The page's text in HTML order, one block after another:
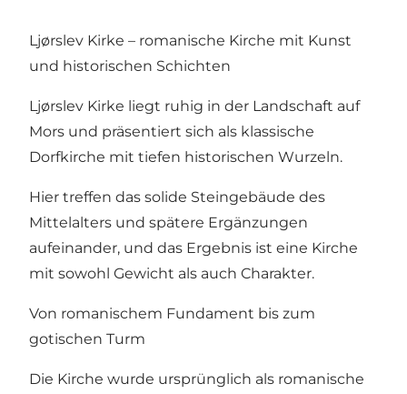
Ljørslev Kirke – romanische Kirche mit Kunst
und historischen Schichten
Ljørslev Kirke liegt ruhig in der Landschaft auf
Mors und präsentiert sich als klassische
Dorfkirche mit tiefen historischen Wurzeln.
Hier treffen das solide Steingebäude des
Mittelalters und spätere Ergänzungen
aufeinander, und das Ergebnis ist eine Kirche
mit sowohl Gewicht als auch Charakter.
Von romanischem Fundament bis zum
gotischen Turm
Die Kirche wurde ursprünglich als romanische